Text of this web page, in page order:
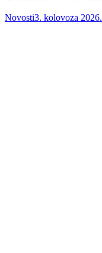
Novosti3. kolovoza 2026.